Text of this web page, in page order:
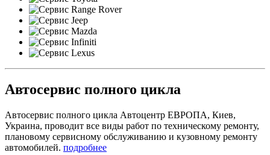
Автосервис полного цикла
Автосервис полного цикла Автоцентр ЕВРОПА, Киев,
Украина, проводит все виды работ по техническому ремонту,
плановому сервисному обслуживанию и кузовному ремонту
автомобилей. подробнее